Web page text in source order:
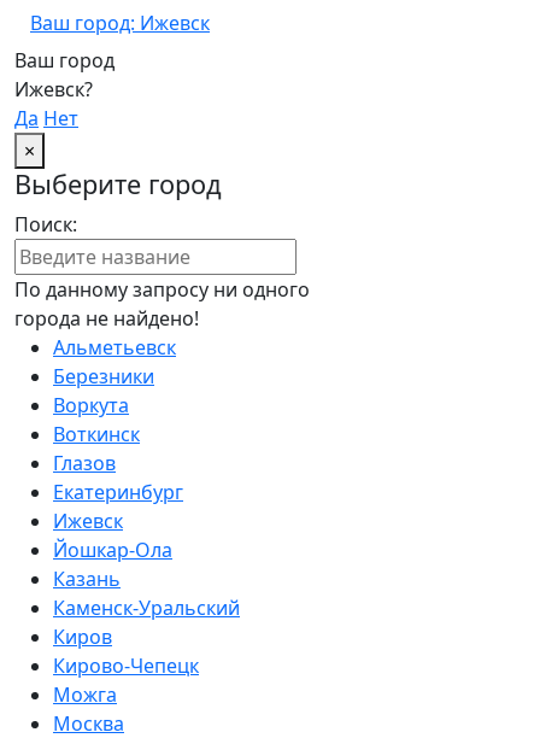
Ваш город: Ижевск
Ваш город
Ижевск?
Да Нет
×
Выберите город
Поиск:
По данному запросу ни одного
города не найдено!
Альметьевск
Березники
Воркута
Воткинск
Глазов
Екатеринбург
Ижевск
Йошкар-Ола
Казань
Каменск-Уральский
Киров
Кирово-Чепецк
Можга
Москва